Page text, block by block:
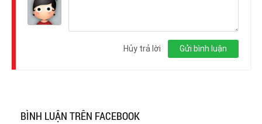
Gửi bình luận
Hủy trả lời
BÌNH LUẬN TRÊN FACEBOOK